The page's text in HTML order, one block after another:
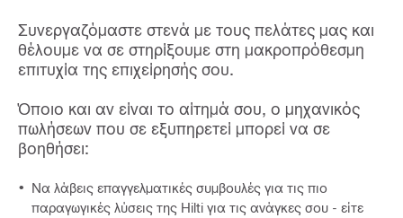
Συνεργαζόμαστε στενά με τους πελάτες μας και
θέλουμε να σε στηρίξουμε στη μακροπρόθεσμη
επιτυχία της επιχείρησής σου.
Όποιο και αν είναι το αίτημά σου, ο μηχανικός
πωλήσεων που σε εξυπηρετεί μπορεί να σε
βοηθήσει:
Να λάβεις επαγγελματικές συμβουλές για τις πιο
παραγωγικές λύσεις της Hilti για τις ανάγκες σου - είτε